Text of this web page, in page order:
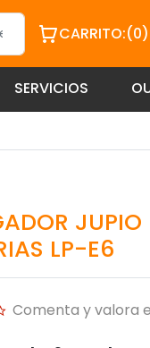
CARRITO:(0)
SERVICIOS
JUPIO
LP-E6
Comenta y valora